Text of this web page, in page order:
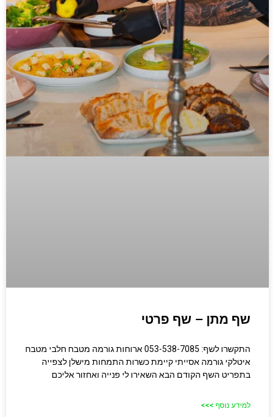
שף מתן – שף פרטי
התקשרו לשף: 053-538-7085 ארוחות גורמה מטבח חלבי מטבח
איטלקי גורמה אסייתי קיימת כשרות התמחות מישלן לצפייה
בתפריט השף הקודם הבא השאירו לי פנייה ואחזור אליכם
למידע נוסף >>>